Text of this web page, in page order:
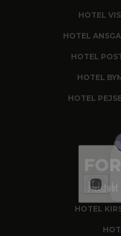
HOTEL
HOTEL
HOTEL
HOTEL
HOTEL
HOTEL